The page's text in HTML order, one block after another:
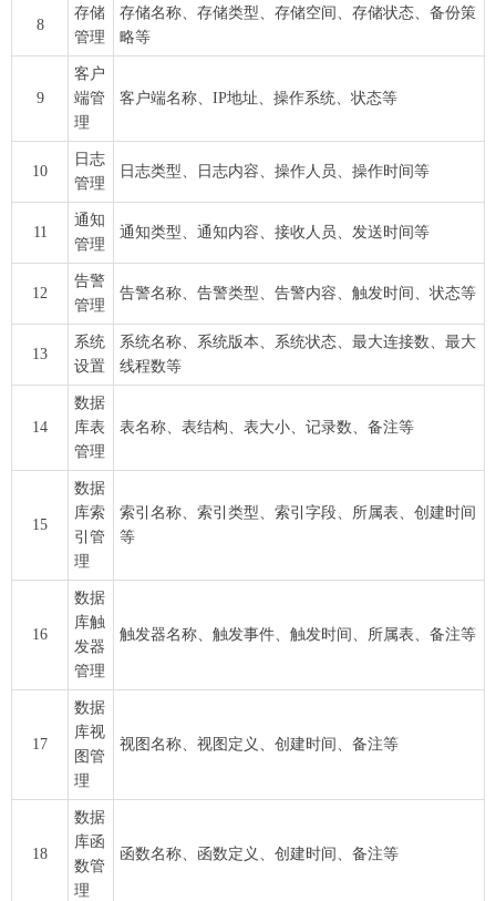
8
存储
管理
存储名称、存储类型、存储空间、存储状态、备份策
略等
9
客户
端管
理
客户端名称、IP地址、操作系统、状态等
10
日志
管理
日志类型、日志内容、操作人员、操作时间等
11
通知
管理
通知类型、通知内容、接收人员、发送时间等
12
告警
管理
告警名称、告警类型、告警内容、触发时间、状态等
13
系统
设置
系统名称、系统版本、系统状态、最大连接数、最大
线程数等
14
数据
库表
管理
表名称、表结构、表大小、记录数、备注等
15
数据
库索
引管
理
索引名称、索引类型、索引字段、所属表、创建时间
等
16
数据
库触
发器
管理
触发器名称、触发事件、触发时间、所属表、备注等
17
数据
库视
图管
理
视图名称、视图定义、创建时间、备注等
18
数据
库函
数管
理
函数名称、函数定义、创建时间、备注等